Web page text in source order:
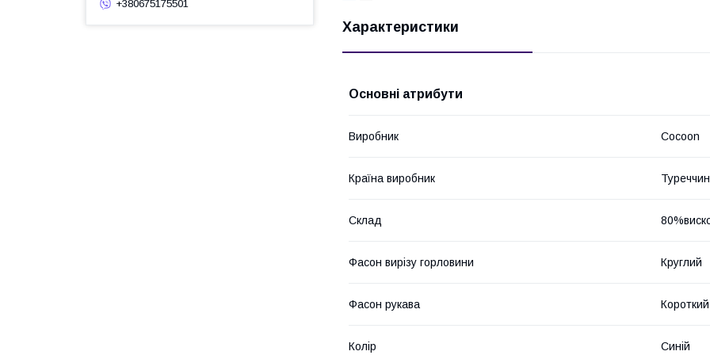
Характеристики
Основні атрибути
Виробник Cocoon
Країна виробник
Склад
Фасон вирізу горловини Круглий
Фасон рукава Короткий
Колір Синій
+380675175501